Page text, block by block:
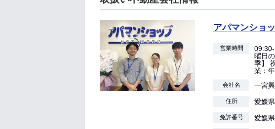
アパマンショ
営業時間
曜日
季】
業：
会社名 一宮
住所 愛媛
免許番号 愛媛